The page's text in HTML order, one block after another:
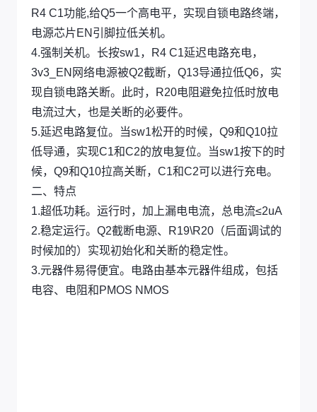
R4 C1功能,给Q5一个高电平，实现自锁电路终端，
电源芯片EN引脚拉低关机。
4.强制关机。长按sw1，R4 C1延迟电路充电，
3v3_EN网络电源被Q2截断，Q13导通拉低Q6，实
现自锁电路关断。此时，R20电阻避免拉低时放电
电流过大，也是关断的必要件。
5.延迟电路复位。当sw1松开的时候，Q9和Q10拉
低导通，实现C1和C2的放电复位。当sw1按下的时
候，Q9和Q10拉高关断，C1和C2可以进行充电。
二、特点
1.超低功耗。运行时，加上漏电电流，总电流≤2uA
2.稳定运行。Q2截断电源、R19\R20（后面调试的
时候加的）实现初始化和关断的稳定性。
3.元器件易得便宜。电路由基本元器件组成，包括
电容、电阻和PMOS NMOS